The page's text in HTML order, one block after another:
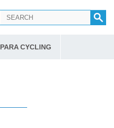
PARA CYCLING